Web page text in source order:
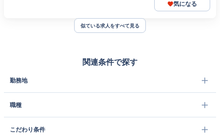
気になる
似ている求人をすべて見る
関連条件で探す
勤務地
職種
こだわり条件